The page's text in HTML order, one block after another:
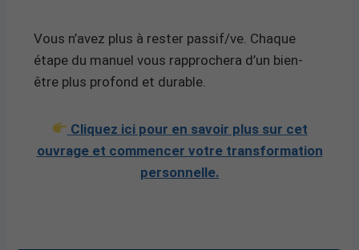
Vous n’avez plus à rester passif/ve. Chaque
étape du manuel vous rapprochera d’un bien-
être plus profond et durable.
Cliquez ici pour en savoir plus sur cet
ouvrage et commencer votre transformation
personnelle.